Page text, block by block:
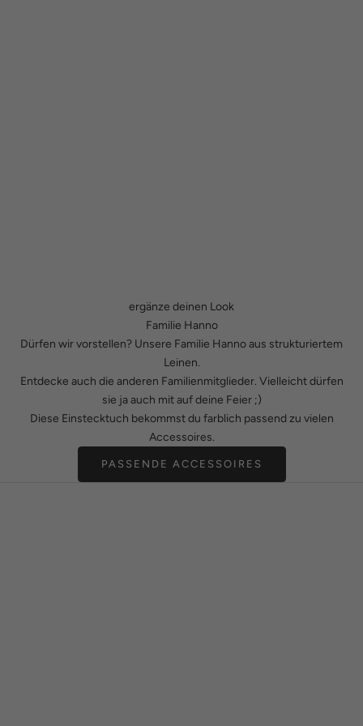
ergänze deinen Look
Familie Hanno
Dürfen wir vorstellen? Unsere Familie Hanno aus strukturiertem
Leinen.
Entdecke auch die anderen Familienmitglieder. Vielleicht dürfen
sie ja auch mit auf deine Feier ;)
Diese Einstecktuch bekommst du farblich passend zu vielen
Accessoires.
PASSENDE ACCESSOIRES